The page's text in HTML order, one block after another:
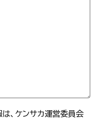
、ケンサカ運営委員会